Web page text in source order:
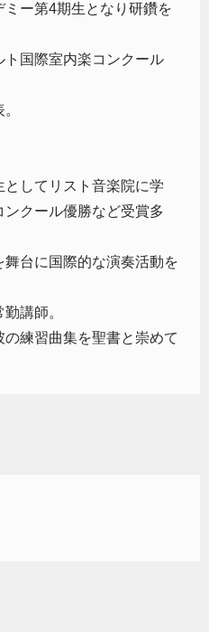
ミー第4期生となり研鑽を
国際室内楽コンクール
してリスト音楽院に学
クール優勝など受賞多
台に国際的な演奏活動を
講師。
練習曲集を聖書と崇めて